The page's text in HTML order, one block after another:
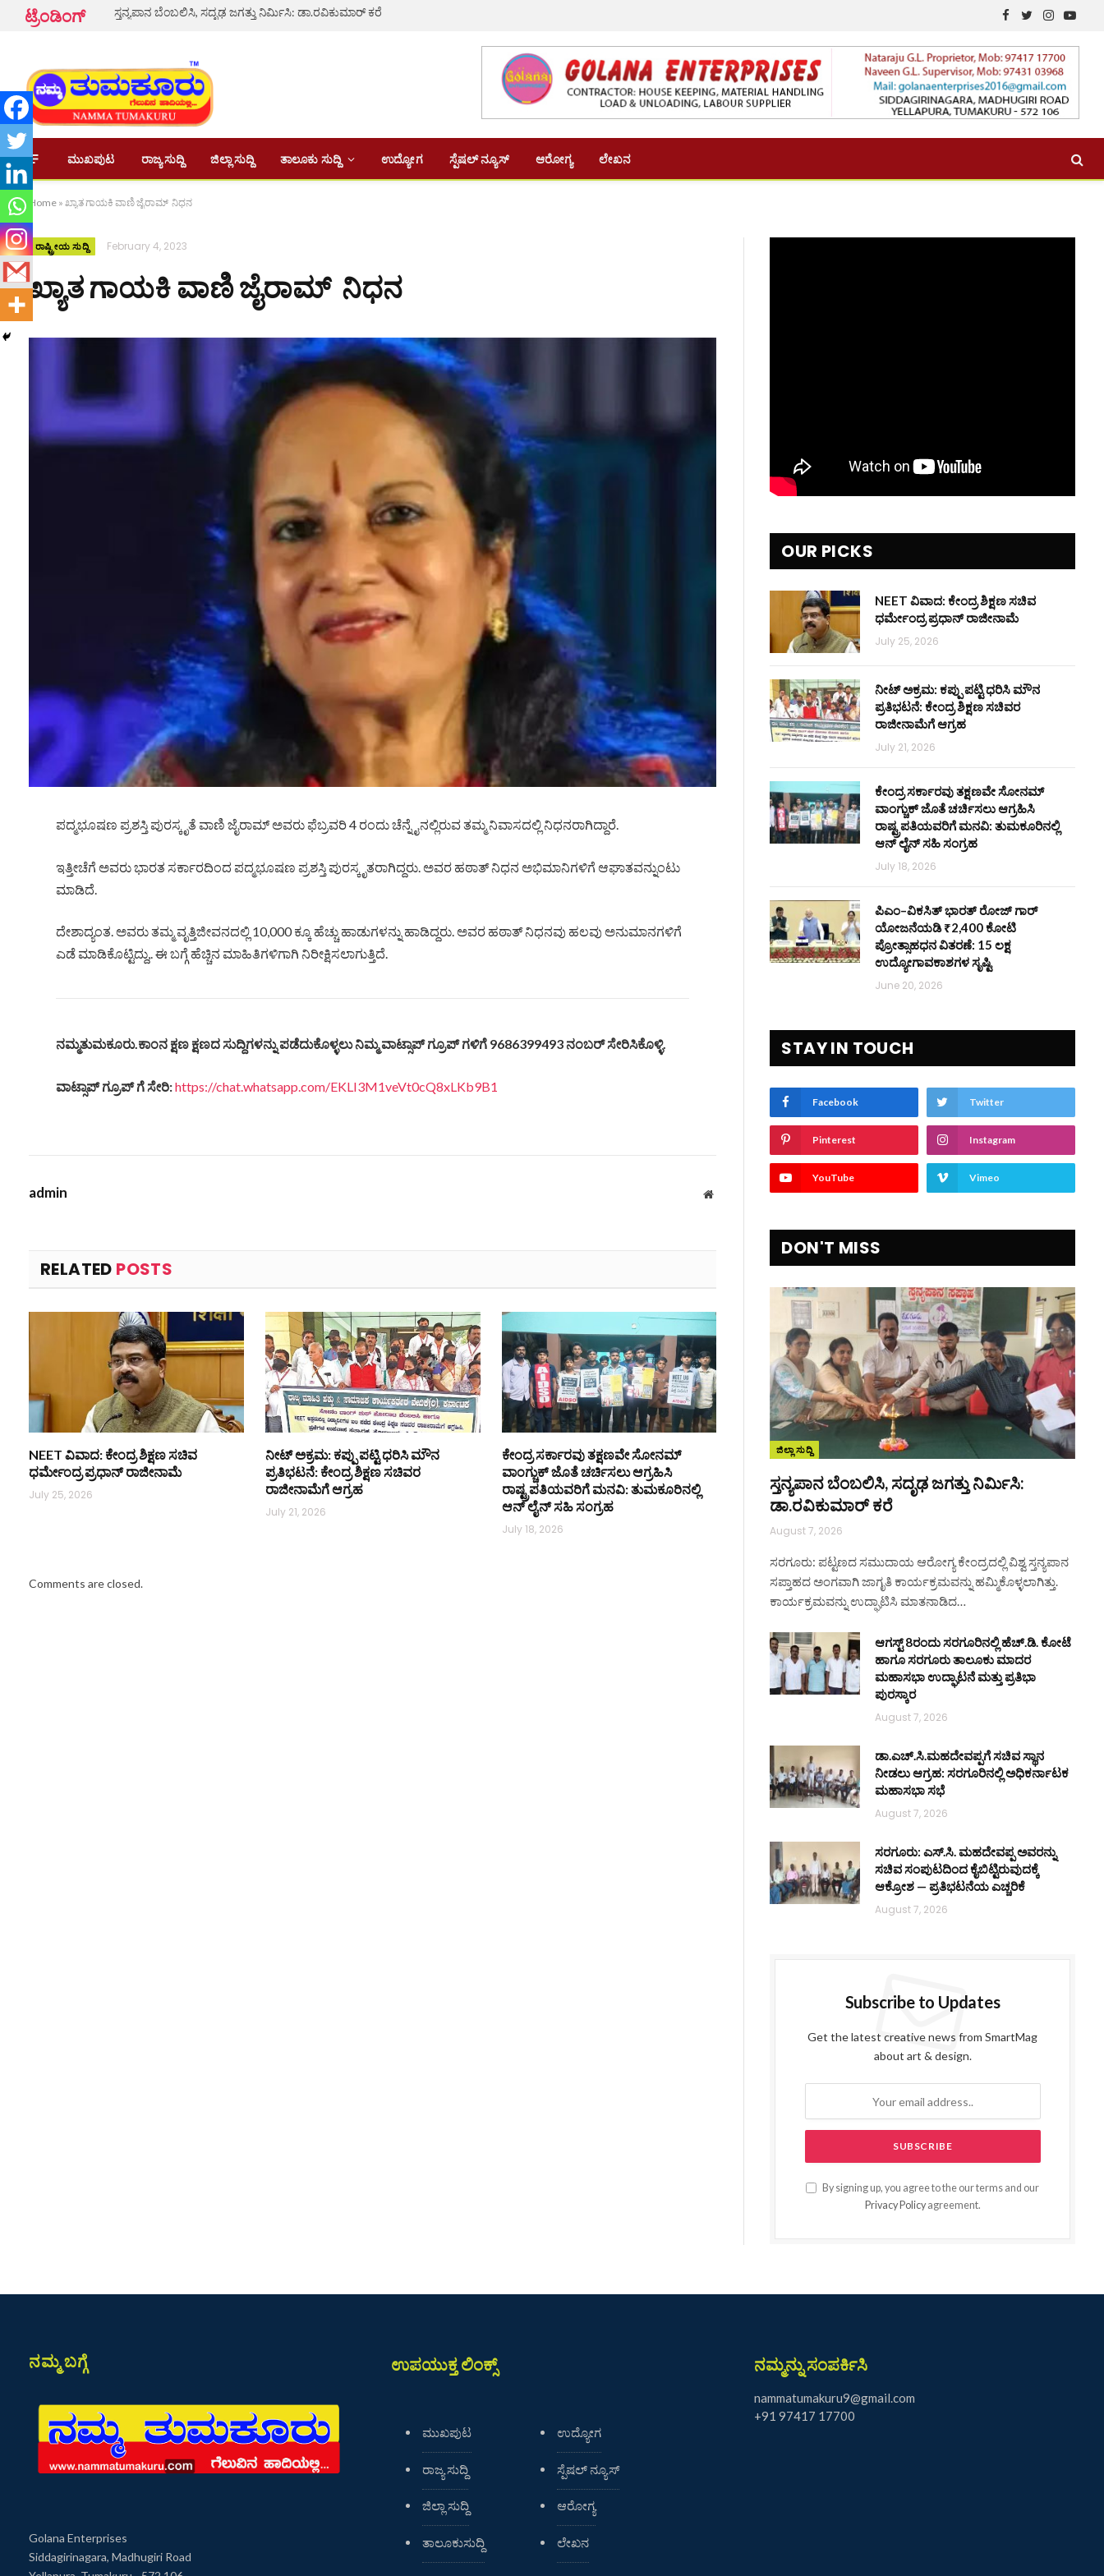
ಟ್ರೆಂಡಿಂಗ್ ಸ್ತನ್ಯಪಾನ ಬೆಂಬಲಿಸಿ, ಸದೃಢ ಜಗತ್ತು ನಿರ್ಮಿಸಿ: ಡಾ.ರವಿಕುಮಾರ್ ಕರೆ
Facebook
TwitterInstagram
ಮುಖಪುಟ ರಾಜ್ಯ ಸುದ್ದಿ ಜಿಲ್ಲಾ ಸುದ್ದಿ ತಾಲೂಕು ಸುದ್ದಿ ಉದ್ಯೋಗ ಸ್ಪೆಷಲ್ ನ್ಯೂಸ್ ಆರೋಗ್ಯ ಲೇಖನ
Home » ಖ್ಯಾತ ಗಾಯಕಿ ವಾಣಿ ಜೈರಾಮ್ ನಿಧನ
ರಾಷ್ಟ್ರೀಯ ಸುದ್ದಿ February 4, 2023
ಖ್ಯಾತ ಗಾಯಕಿ ವಾಣಿ ಜೈರಾಮ್ ನಿಧನ
ಪದ್ಮಭೂಷಣ ಪ್ರಶಸ್ತಿ ಪುರಸ್ಕೃತೆ ವಾಣಿ ಜೈರಾಮ್ ಅವರು ಫೆಬ್ರವರಿ 4 ರಂದು ಚೆನ್ನೈನಲ್ಲಿರುವ ತಮ್ಮ ನಿವಾಸದಲ್ಲಿ ನಿಧನರಾಗಿದ್ದಾರೆ.
ಇತ್ತೀಚೆಗೆ ಅವರು ಭಾರತ ಸರ್ಕಾರದಿಂದ ಪದ್ಮಭೂಷಣ ಪ್ರಶಸ್ತಿ ಪುರಸ್ಕೃತರಾಗಿದ್ದರು. ಅವರ ಹಠಾತ್ ನಿಧನ ಅಭಿಮಾನಿಗಳಿಗೆ ಆಘಾತವನ್ನುಂಟು
ಮಾಡಿದೆ.
ದೇಶಾದ್ಯಂತ. ಅವರು ತಮ್ಮ ವೃತ್ತಿಜೀವನದಲ್ಲಿ 10,000 ಕ್ಕೂ ಹೆಚ್ಚು ಹಾಡುಗಳನ್ನು ಹಾಡಿದ್ದರು. ಅವರ ಹಠಾತ್ ನಿಧನವು ಹಲವು ಅನುಮಾನಗಳಿಗೆ
ಎಡೆ ಮಾಡಿಕೊಟ್ಟಿದ್ದು,. ಈ ಬಗ್ಗೆ ಹೆಚ್ಚಿನ ಮಾಹಿತಿಗಳಿಗಾಗಿ ನಿರೀಕ್ಷಿಸಲಾಗುತ್ತಿದೆ.
ನಮ್ಮತುಮಕೂರು.ಕಾಂನ ಕ್ಷಣ ಕ್ಷಣದಸುದ್ದಿಗಳನ್ನು ಪಡೆದುಕೊಳ್ಳಲುನಿಮ್ಮ ವಾಟ್ಸಾಪ್ ಗ್ರೂಪ್ ಗಳಿಗೆ9686399493 ನಂಬರ್ಸೇರಿಸಿಕೊಳ್ಳಿ.
ವಾಟ್ಸಾಪ್ ಗ್ರೂಪ್ ಗೆಸೇರಿ:https://chat.whatsapp.com/EKLI3M1veVt0cQ8xLKb9B1
admin Website
RELATED POSTS
NEET ವಿವಾದ: ಕೇಂದ್ರ ಶಿಕ್ಷಣ ಸಚಿವ
ಧರ್ಮೇಂದ್ರ ಪ್ರಧಾನ್ ರಾಜೀನಾಮೆ
July 25, 2026
ನೀಟ್ ಅಕ್ರಮ: ಕಪ್ಪು ಪಟ್ಟಿ ಧರಿಸಿ ಮೌನ
ಪ್ರತಿಭಟನೆ: ಕೇಂದ್ರ ಶಿಕ್ಷಣ ಸಚಿವರ
ರಾಜೀನಾಮೆಗೆ ಆಗ್ರಹ
July 21, 2026
ಕೇಂದ್ರ ಸರ್ಕಾರವು ತಕ್ಷಣವೇ ಸೋನಮ್
ವಾಂಗ್ಚುಕ್ ಜೊತೆ ಚರ್ಚಿಸಲು ಆಗ್ರಹಿಸಿ
ರಾಷ್ಟ್ರಪತಿಯವರಿಗೆ ಮನವಿ: ತುಮಕೂರಿನಲ್ಲಿ
ಆನ್‌ ಲೈನ್ ಸಹಿ ಸಂಗ್ರಹ
July 18, 2026
Comments are closed.
OUR PICKS
NEET ವಿವಾದ: ಕೇಂದ್ರ ಶಿಕ್ಷಣ ಸಚಿವ
ಧರ್ಮೇಂದ್ರ ಪ್ರಧಾನ್ ರಾಜೀನಾಮೆ
July 25, 2026
ನೀಟ್ ಅಕ್ರಮ: ಕಪ್ಪು ಪಟ್ಟಿ ಧರಿಸಿ ಮೌನ
ಪ್ರತಿಭಟನೆ: ಕೇಂದ್ರ ಶಿಕ್ಷಣ ಸಚಿವರ
ರಾಜೀನಾಮೆಗೆ ಆಗ್ರಹ
July 21, 2026
ಕೇಂದ್ರ ಸರ್ಕಾರವು ತಕ್ಷಣವೇ ಸೋನಮ್
ವಾಂಗ್ಚುಕ್ ಜೊತೆ ಚರ್ಚಿಸಲು ಆಗ್ರಹಿಸಿ
ರಾಷ್ಟ್ರಪತಿಯವರಿಗೆ ಮನವಿ: ತುಮಕೂರಿನಲ್ಲಿ
ಆನ್‌ ಲೈನ್ ಸಹಿ ಸಂಗ್ರಹ
July 18, 2026
ಪಿಎಂ–ವಿಕಸಿತ್ ಭಾರತ್ ರೋಜ್‌ ಗಾರ್
ಯೋಜನೆಯಡಿ ₹2,400 ಕೋಟಿ
ಪ್ರೋತ್ಸಾಹಧನ ವಿತರಣೆ: 15 ಲಕ್ಷ
ಉದ್ಯೋಗಾವಕಾಶಗಳ ಸೃಷ್ಟಿ
June 20, 2026
STAY IN TOUCH
Facebook Twitter
Pinterest Instagram
YouTube Vimeo
DON'T MISS
ಜಿಲ್ಲಾ ಸುದ್ದಿ
ಸ್ತನ್ಯಪಾನ ಬೆಂಬಲಿಸಿ, ಸದೃಢ ಜಗತ್ತು ನಿರ್ಮಿಸಿ:
ಡಾ.ರವಿಕುಮಾರ್ ಕರೆ
August 7, 2026
ಸರಗೂರು: ಪಟ್ಟಣದ ಸಮುದಾಯ ಆರೋಗ್ಯ ಕೇಂದ್ರದಲ್ಲಿ ವಿಶ್ವ ಸ್ತನ್ಯಪಾನ
ಸಪ್ತಾಹದ ಅಂಗವಾಗಿ ಜಾಗೃತಿ ಕಾರ್ಯಕ್ರಮವನ್ನು ಹಮ್ಮಿಕೊಳ್ಳಲಾಗಿತ್ತು.
ಕಾರ್ಯಕ್ರಮವನ್ನು ಉದ್ಘಾಟಿಸಿ ಮಾತನಾಡಿದ…
ಆಗಸ್ಟ್ 8ರಂದು ಸರಗೂರಿನಲ್ಲಿ ಹೆಚ್.ಡಿ. ಕೋಟೆ
ಹಾಗೂ ಸರಗೂರು ತಾಲೂಕು ಮಾದರ
ಮಹಾಸಭಾ ಉದ್ಘಾಟನೆ ಮತ್ತು ಪ್ರತಿಭಾ
ಪುರಸ್ಕಾರ
August 7, 2026
ಡಾ.ಎಚ್.ಸಿ.ಮಹದೇವಪ್ಪಗೆ ಸಚಿವ ಸ್ಥಾನ
ನೀಡಲು ಆಗ್ರಹ: ಸರಗೂರಿನಲ್ಲಿ ಅಧಿಕರ್ನಾಟಕ
ಮಹಾಸಭಾ ಸಭೆ
August 7, 2026
ಸರಗೂರು: ಎಸ್.ಸಿ. ಮಹದೇವಪ್ಪ ಅವರನ್ನು
ಸಚಿವ ಸಂಪುಟದಿಂದ ಕೈಬಿಟ್ಟಿರುವುದಕ್ಕೆ
ಆಕ್ರೋಶ — ಪ್ರತಿಭಟನೆಯ ಎಚ್ಚರಿಕೆ
August 7, 2026
Subscribe to Updates
Get the latest creative news from SmartMag
about art & design.
By signing up, you agree to the our terms and our
Privacy Policyagreement.
ನಮ್ಮ ಬಗ್ಗೆ
Golana Enterprises
Siddagirinagara, Madhugiri Road
ಉಪಯುಕ್ತ ಲಿಂಕ್ಸ್
ಮುಖಪುಟ
ರಾಜ್ಯ ಸುದ್ದಿ
ಜಿಲ್ಲಾ ಸುದ್ದಿ
ತಾಲೂಕುಸುದ್ದಿ
ಉದ್ಯೋಗ
ಸ್ಪೆಷಲ್ ನ್ಯೂಸ್
ಆರೋಗ್ಯ
ಲೇಖನ
ನಮ್ಮನ್ನು ಸಂಪರ್ಕಿಸಿ
nammatumakuru9@gmail.com
+91 97417 17700